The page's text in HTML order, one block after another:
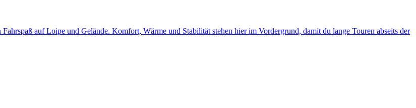
auf Loipe und Gelände. Komfort, Wärme und Stabilität stehen hier im Vordergrund, damit du lange Touren abseits der